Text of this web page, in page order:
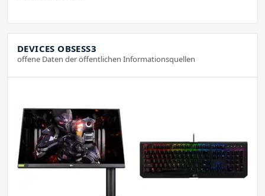
DEVICES OBSESS3
offene Daten der öffentlichen Informationsquellen